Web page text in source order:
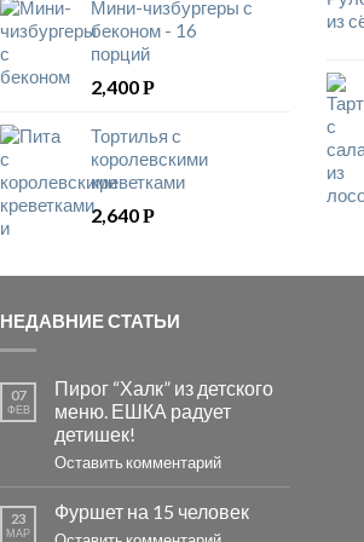
Мини-чизбургеры с
беконом - 16
порций
2,400Р
Тортилья с
королевскими
креветками
2,640Р
НЕДАВНИЕ СТАТЬИ
07
ФЕВ
Пирог “Халк” из детского
меню. ЕШКА радует
детишек!
Оставить комментарий
23
МАР
Фуршет на 15 человек